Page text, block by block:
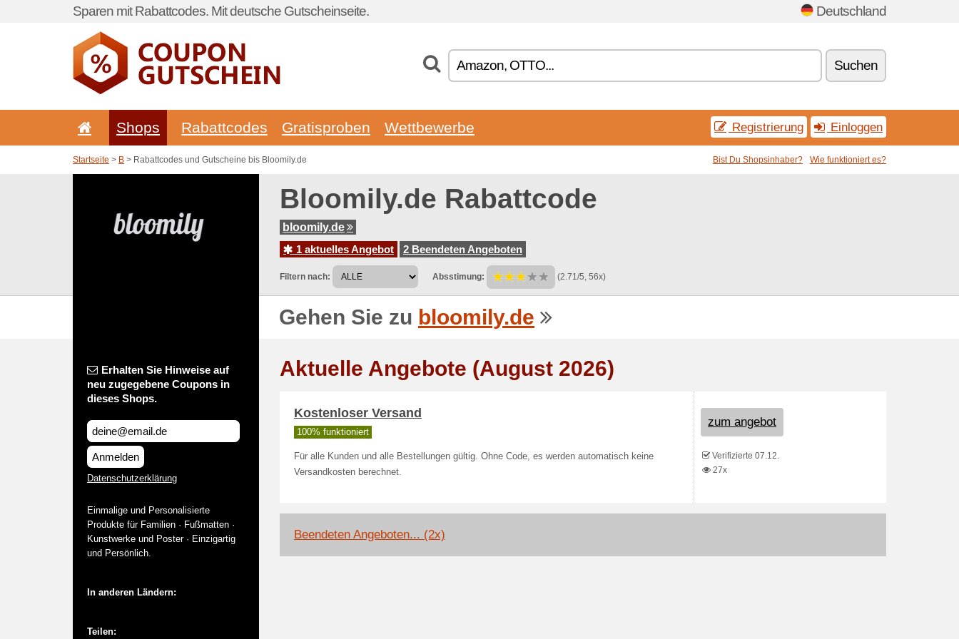
Sparen mit Rabattcodes. Mit deutsche Gutscheinseite. Deutschland
Suchen
Shops Rabattcodes Gratisproben Wettbewerbe Registrierung Einloggen
Startseite > B > Rabattcodes und Gutscheine bis Bloomily.de Bist Du Shopsinhaber? Wie funktioniert es?
Bloomily.de Rabattcode
bloomily.de
1 aktuelles Angebot
2 Beendeten Angeboten
Filtern nach: Absstimung: (2.71/5, 56x)
Gehen Sie zu bloomily.de
Erhalten Sie Hinweise auf
neu zugegebene Coupons in
dieses Shops.
Anmelden
Datenschutzerklärung
Einmalige und Personalisierte
Produkte für Familien · Fußmatten ·
Kunstwerke und Poster · Einzigartig
und Persönlich.
In anderen Ländern:
Teilen:
Aktuelle Angebote (August 2026)
Kostenloser Versand
100% funktioniert
Für alle Kunden und alle Bestellungen gültig. Ohne Code, es werden automatisch keine
Versandkosten berechnet.
zum angebot
Verifizierte 07.12.
27x
Beendeten Angeboten... (2x)